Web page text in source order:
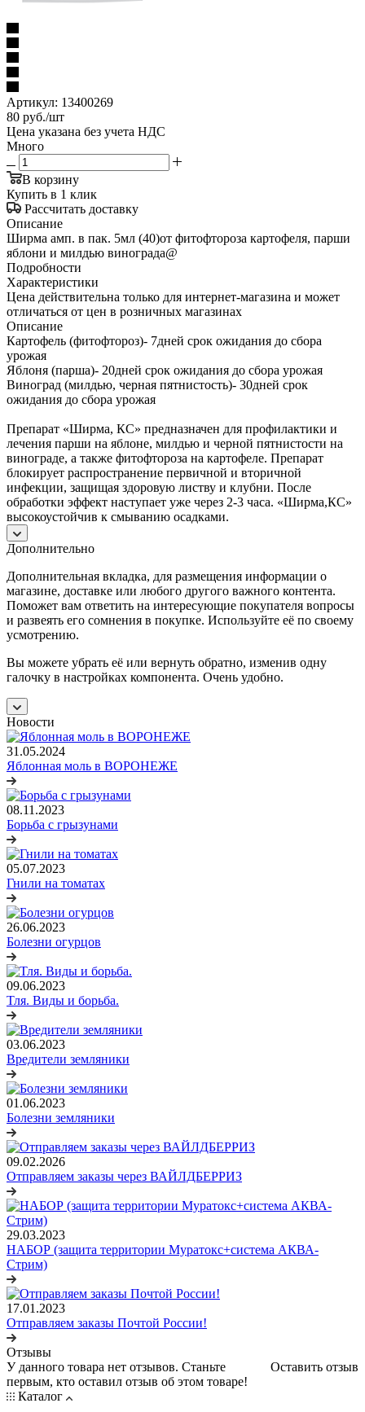
Артикул: 13400269
80 руб./шт
Цена указана без учета НДС
Много
В корзину
Купить в 1 клик
Рассчитать доставку
Описание
Ширма амп. в пак. 5мл (40)от фитофтороза картофеля, парши
яблони и милдью винограда@
Подробности
Характеристики
Цена действительна только для интернет-магазина и может
отличаться от цен в розничных магазинах
Описание
Картофель (фитофтороз)- 7дней срок ожидания до сбора
урожая
Яблоня (парша)- 20дней срок ожидания до сбора урожая
Виноград (милдью, черная пятнистость)- 30дней срок
ожидания до сбора урожая
Препарат «Ширма, КС» предназначен для профилактики и
лечения парши на яблоне, милдью и черной пятнистости на
винограде, а также фитофтороза на картофеле. Препарат
блокирует распространение первичной и вторичной
инфекции, защищая здоровую листву и клубни. После
обработки эффект наступает уже через 2-3 часа. «Ширма,КС»
высокоустойчив к смыванию осадками.
Дополнительно
Дополнительная вкладка, для размещения информации о
магазине, доставке или любого другого важного контента.
Поможет вам ответить на интересующие покупателя вопросы
и развеять его сомнения в покупке. Используйте её по своему
усмотрению.
Вы можете убрать её или вернуть обратно, изменив одну
галочку в настройках компонента. Очень удобно.
Новости
31.05.2024
Яблонная моль в ВОРОНЕЖЕ
08.11.2023
Борьба с грызунами
05.07.2023
Гнили на томатах
26.06.2023
Болезни огурцов
09.06.2023
Тля. Виды и борьба.
03.06.2023
Вредители земляники
01.06.2023
Болезни земляники
09.02.2026
Отправляем заказы через ВАЙЛДБЕРРИЗ
29.03.2023
НАБОР (защита территории Муратокс+система АКВА-
Стрим)
17.01.2023
Отправляем заказы Почтой России!
Отзывы
Оставить отзыв
У данного товара нет отзывов. Станьте
первым, кто оставил отзыв об этом товаре!
Каталог